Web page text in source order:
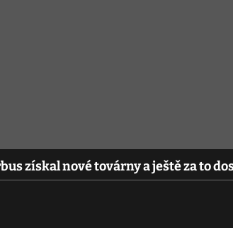
získal nové továrny a ještě za to